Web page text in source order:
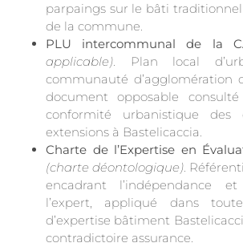
parpaings sur le bâti
de la commune.
PLU intercommunal de la
applicable). Plan local
communauté d’agglomération
document opposable
conformité urbanistique des
extensions à Bastelicaccia.
Charte de l’Expertise en
(charte déontologique).
encadrant l’indépendance
l’expert, appliqué dans
d’expertise bâtiment
contradictoire assurance.